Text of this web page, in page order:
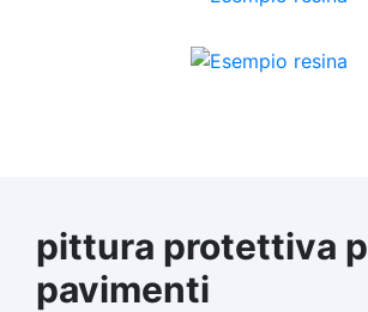
pittura protettiva
pavimenti